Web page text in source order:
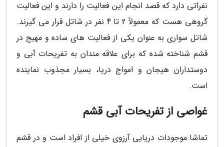
نفراتی دارد که قصد انجام این فعالیت را دارند و این فعالیت
گروهی هست که معمولاً 2 تا 4 نفر در شاتل قرار می گیرند.
شاتل سواری به عنوان یکی از فعالیت های ساده و مهیج در
قشم شناخته شده که برای علاقه مندان به تفریحات آبی و
دوستداران هیجان و امواج دریا، بسیار مجذوب نماینده
است.
غواصی از تفریحات آبی قشم
تماشا موجودات دریایی آرزوی خیلی از افراد است و در قشم